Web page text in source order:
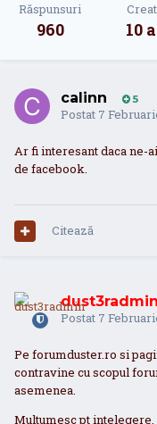
Răspunsuri
960 10
calinn 5
Postat 7
Ar fi interesant daca ne-
de facebook.
Citează
dust3radmin
Postat 7
Pe forumduster.ro si
contravine cu scopul
asemenea.
Multumesc pt intelegere.